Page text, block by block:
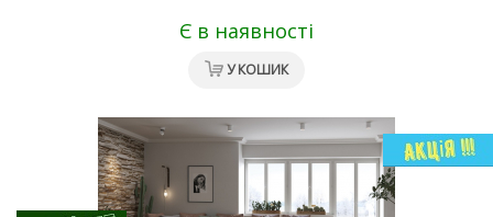
Є в наявності
У КОШИК